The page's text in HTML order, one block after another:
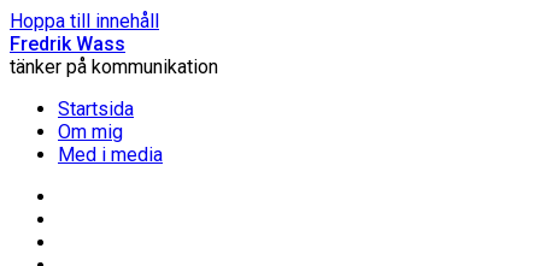
Hoppa till innehåll
Fredrik Wass
tänker på kommunikation
Startsida
Om mig
Med i media